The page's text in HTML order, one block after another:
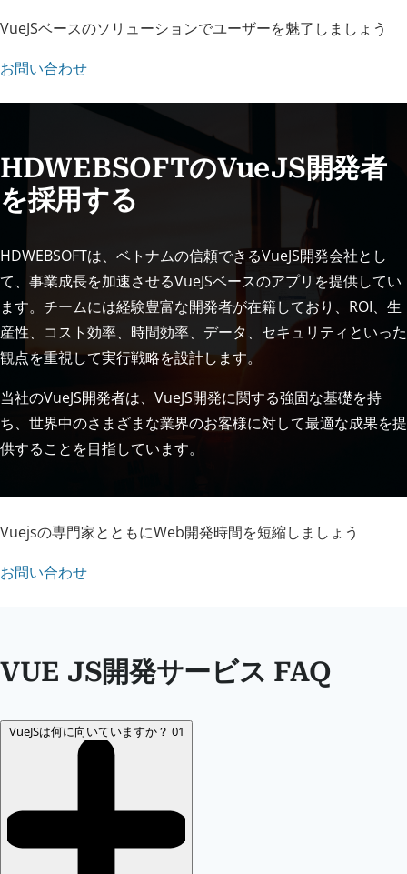
VueJSベースのソリューションでユーザーを魅了しましょう
お問い合わせ
HDWEBSOFTのVueJS開発者
を採用する
HDWEBSOFTは、ベトナムの信頼できるVueJS開発会社とし
て、事業成長を加速させるVueJSベースのアプリを提供してい
ます。チームには経験豊富な開発者が在籍しており、ROI、生
産性、コスト効率、時間効率、データ、セキュリティといった
観点を重視して実行戦略を設計します。
当社のVueJS開発者は、VueJS開発に関する強固な基礎を持
ち、世界中のさまざまな業界のお客様に対して最適な成果を提
供することを目指しています。
Vuejsの専門家とともにWeb開発時間を短縮しましょう
お問い合わせ
VUE JS開発サービス FAQ
VueJSは何に向いていますか？ 01